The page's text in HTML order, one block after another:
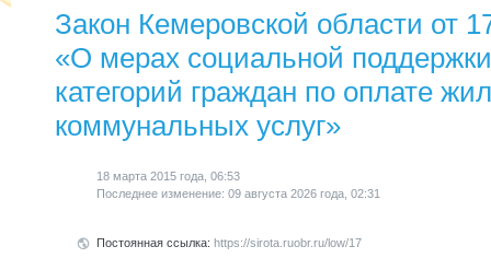
Закон Кемеровской области от
«О мерах социальной
категорий граждан по оплате
коммунальных услуг»
18 марта 2015 года, 06:53
Последнее изменение: 09 августа 2026 года, 02:31
Постоянная ссылка: https://sirota.ruobr.ru/low/17